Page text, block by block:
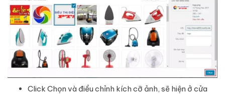
Click Chọn và điều chỉnh kích cỡ ảnh, sẽ hiện ở cửa